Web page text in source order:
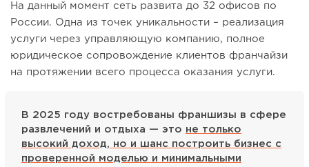
На данный момент сеть развита до 32 офисов по
России. Одна из точек уникальности – реализация
услуги через управляющую компанию, полное
юридическое сопровождение клиентов франчайзи
на протяжении всего процесса оказания услуги.
В 2025 году востребованы франшизы в сфере
развлечений и отдыха — это не только
высокий доход, но и шанс построить бизнес с
проверенной моделью и минимальными